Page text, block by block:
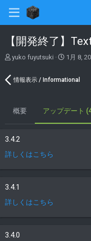
【開発終了】
著
yuko fuyutsuki
C
a
o
1月 8,
情報表示 / Informational
概要 アップデート
3.4.2
詳しくはこちら
3.4.1
詳しくはこちら
3.4.0